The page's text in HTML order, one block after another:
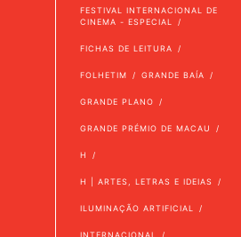
FESTIVAL INTERNACIONAL DE
CINEMA - ESPECIAL
FICHAS DE LEITURA
FOLHETIM GRANDE BAÍA
GRANDE PLANO
GRANDE PRÉMIO DE MACAU
H
H | ARTES, LETRAS E IDEIAS
ILUMINAÇÃO ARTIFICIAL
INTERNACIONAL